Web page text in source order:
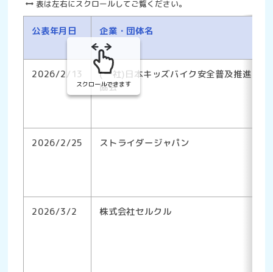
表は左右にスクロールしてご覧ください。
公表年月日 企業・団体名
2026/2/13
(一社)日本キッズバイク安全普及推進
協会
2026/2/25 ストライダージャパン
2026/3/2 株式会社セルクル
スクロールできます